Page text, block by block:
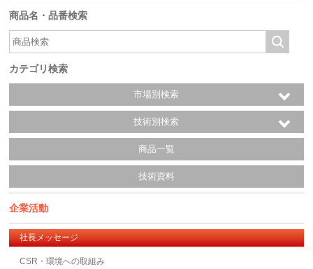
商品名・品番検索
カテゴリ検索
市場別検索
技術別検索
商品一覧
技術資料
企業活動
社長メッセージ
CSR・環境への取組み